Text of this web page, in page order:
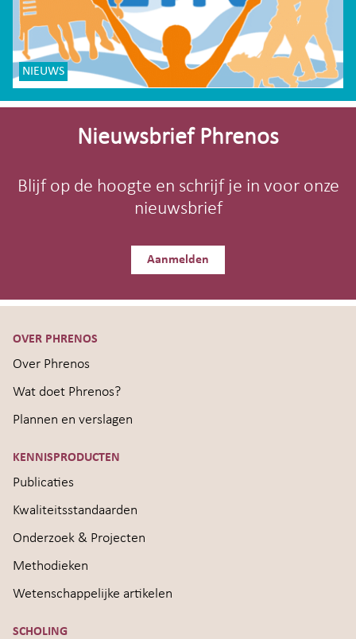
NIEUWS
Site-
Nieuwsbrief Phrenos
Blijf op de hoogte en schrijf je in voor onze
nieuwsbrief
Aanmelden
OVER PHRENOS
Over Phrenos
Wat doet Phrenos?
Plannen en verslagen
KENNISPRODUCTEN
Publicaties
Kwaliteitsstandaarden
Onderzoek & Projecten
Methodieken
Wetenschappelijke artikelen
SCHOLING